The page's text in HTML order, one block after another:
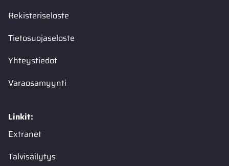
Rekisteriseloste
Tietosuojaseloste
Yhteystiedot
Varaosamyynti
Linkit:
Extranet
Talvisäilytys